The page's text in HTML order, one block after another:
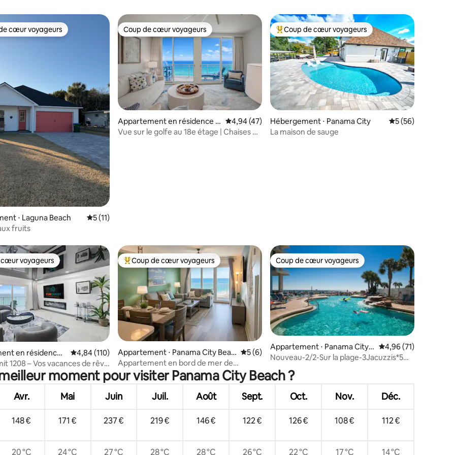
sur la base de 57 commentaires : 5 sur 5
cœur voyageurs les plus appréciés
cœur voyageurs
⋅ Laguna Beach Évaluation moyenne sur la base de 11 commentaires : 5 sur 5
5 (11)
fruits
Coup de cœur voyageurs
Coup de cœur voyageurs
Appartement en résidence ⋅
Panama City Beach
Évaluation moyenne sur la base de 47 commentaires : 4,94 sur 5
4,94 (47)
Vue sur le golfe au 18e étage | Chaises de
Coups de cœur voyageurs les plus appréciés
Coup de cœur voyageurs
Hébergement ⋅ Panama City Évaluation
5 (56)
La maison de sauge
la base de 91 commentaires : 4,99 sur 5
cœur voyageurs
voyageurs
en résidence ⋅
Évaluation moyenne sur la base de 110 commentaires : 4,84 sur 5
4,84 (110)
1208 – Vos vacances de rêve
moderne !
Coups de cœur voyageurs les plus appréciés
Coup de cœur voyageurs
Appartement ⋅ Panama City Beac
h
Évaluation moyenne sur la base de 6 commentaires : 5 sur 5
5 (6)
Appartement en bord de mer de
3 chambres. PCB. Pier Park. Piscine.
Jacuzzi
Coup de cœur voyageurs
Coup de cœur voyageurs
Appartement ⋅ Panama City B
each
Évaluation moyenne
4,96 (71)
Nouveau-2/2-Sur la plage-3Jacuzzis*5
moment pour visiter Panama City Beach ?
Avr. Mai Juin Juil. Août Sept. Oct. Nov. Déc.
148 € 171 € 237 € 219 € 146 € 122 € 126 € 108 € 112 €
20 °C 24 °C 27 °C 28 °C 28 °C 26 °C 22 °C 17 °C 14 °C